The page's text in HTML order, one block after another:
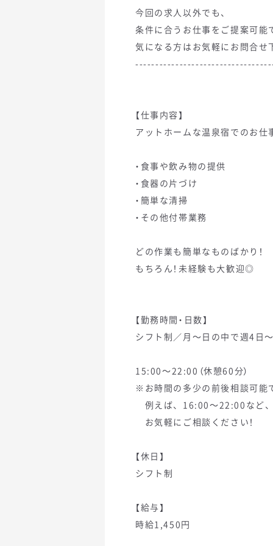
今回の求人以外でも、
条件に合うお仕事をご提案可能
気になる方はお気軽にお問合せ
【仕事内容】
アットホームな温泉宿でのお仕
・食事や飲み物の提供
・食器の片づけ
・簡単な清掃
・その他付帯業務
どの作業も簡単なものばかり！
もちろん！未経験も大歓迎◎
【勤務時間・日数】
シフト制／月～日の中で週4日
15:00～22:00（休憩60分）
※お時間の多少の前後相談可能
例えば、16:00～22:00など、
お気軽にご相談ください！
【休日】
シフト制
【給与】
時給1,450円